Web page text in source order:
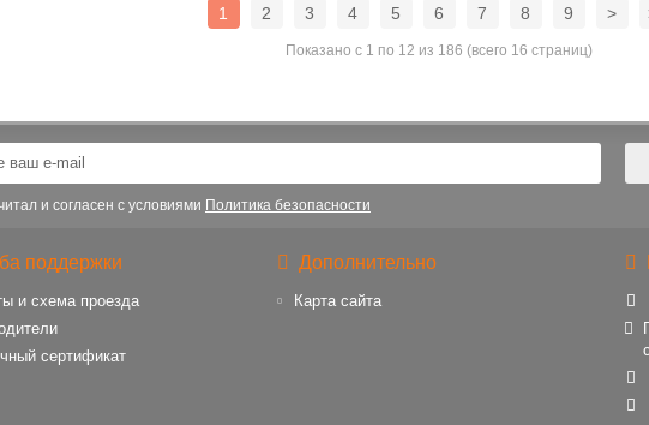
1 2 3 4 5 6 7 8 9 >
Показано с 1 по 12 из 186 (всего 16 страниц)
и согласен с условиями Политика безопасности
поддержки
и схема проезда
сертификат
Дополнительно
Карта сайта